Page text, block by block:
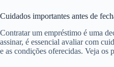
Cuidados importantes antes de
Contratar um empréstimo é uma
assinar, é essencial avaliar com
e as condições oferecidas. Veja os